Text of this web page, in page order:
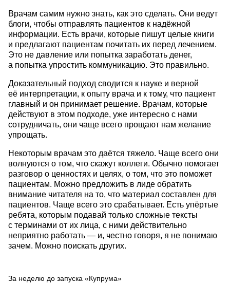
Врачам самим нужно знать, как это сделать. Они ведут
блоги, чтобы отправлять пациентов к надёжной
информации. Есть врачи, которые пишут целые книги
и предлагают пациентам почитать их перед лечением.
Это не давление или попытка заработать денег,
а попытка упростить коммуникацию. Это правильно.
Доказательный подход сводится к науке и верной
её интерпретации, к опыту врача и к тому, что пациент
главный и он принимает решение. Врачам, которые
действуют в этом подходе, уже интересно с нами
сотрудничать, они чаще всего прощают нам желание
упрощать.
Некоторым врачам это даётся тяжело. Чаще всего они
волнуются о том, что скажут коллеги. Обычно помогает
разговор о ценностях и целях, о том, что это поможет
пациентам. Можно предложить в лиде обратить
внимание читателя на то, что материал составлен для
пациентов. Чаще всего это срабатывает. Есть упёртые
ребята, которым подавай только сложные тексты
с терминами от их лица, с ними действительно
неприятно работать — и, честно говоря, я не понимаю
зачем. Можно поискать других.
За неделю до запуска «Купрума»